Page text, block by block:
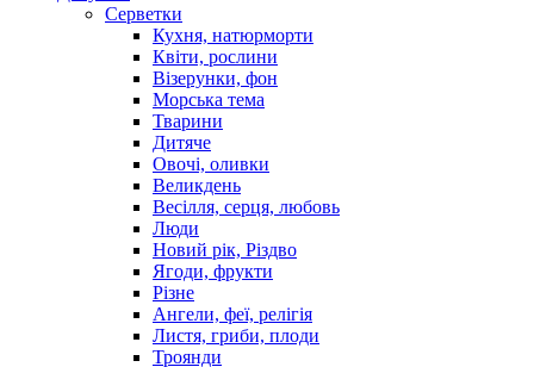
Серветки
Кухня, натюрморти
Квіти, рослини
Візерунки, фон
Морська тема
Тварини
Дитяче
Овочі, оливки
Великдень
Весілля, серця, любовь
Люди
Новий рік, Різдво
Ягоди, фрукти
Різне
Ангели, феї, релігія
Листя, гриби, плоди
Троянди